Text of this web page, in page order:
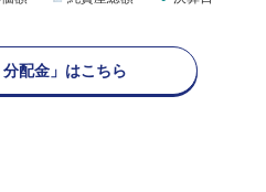
分配金」はこちら